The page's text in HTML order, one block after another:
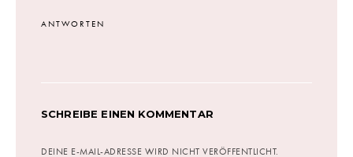
ANTWORTEN
SCHREIBE EINEN KOMMENTAR
DEINE E-MAIL-ADRESSE WIRD NICHT VERÖFFENTLICHT.